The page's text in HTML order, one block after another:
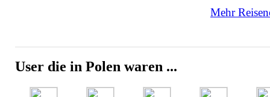
Mehr
User die in Polen waren ...